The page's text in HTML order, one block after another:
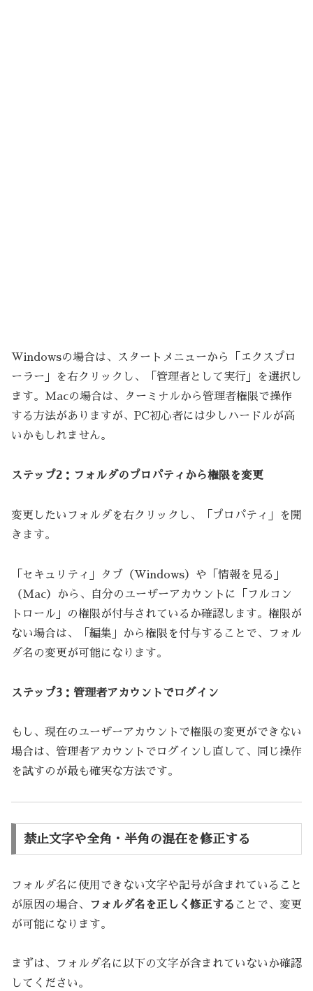
Windowsの場合は、スタートメニューから「エクスプロ
ーラー」を右クリックし、「管理者として実行」を選択し
ます。Macの場合は、ターミナルから管理者権限で操作
する方法がありますが、PC初心者には少しハードルが高
いかもしれません。
ステップ2：フォルダのプロパティから権限を変更
変更したいフォルダを右クリックし、「プロパティ」を開
きます。
「セキュリティ」タブ（Windows）や「情報を見る」
（Mac）から、自分のユーザーアカウントに「フルコン
トロール」の権限が付与されているか確認します。権限が
ない場合は、「編集」から権限を付与することで、フォル
ダ名の変更が可能になります。
ステップ3：管理者アカウントでログイン
もし、現在のユーザーアカウントで権限の変更ができない
場合は、管理者アカウントでログインし直して、同じ操作
を試すのが最も確実な方法です。
禁止文字や全角・半角の混在を修正する
フォルダ名に使用できない文字や記号が含まれていること
が原因の場合、
フォルダ名を正しく修正する ことで、変更
が可能になります。
まずは、フォルダ名に以下の文字が含まれていないか確認
してください。